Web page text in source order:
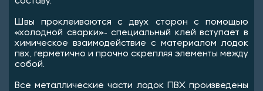
Швы проклеиваются с двух сторон с помощью
«холодной сварки»- специальный клей вступает в
химическое взаимодействие с материалом лодок
пвх, герметично и прочно скрепляя элементы между
собой.
Все металлические части лодок ПВХ произведены